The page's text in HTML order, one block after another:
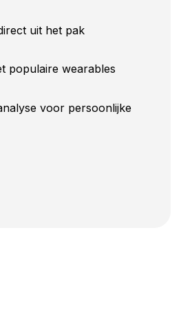
uit het pak
populaire wearables
voor persoonlijke